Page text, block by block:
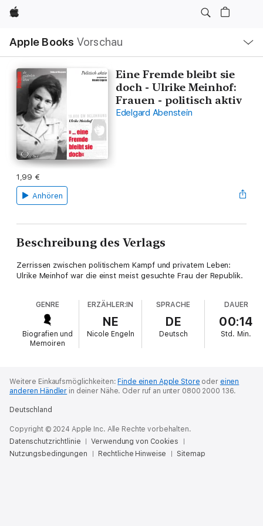
Apple
Apple Books Vorschau
Navigation
Menü
öffnen
Eine Fremde bleibt sie
doch - Ulrike Meinhof:
Frauen - politisch aktiv
Edelgard Abenstein
1,99 €
Anhören
Beschreibung des Verlags
Zerrissen zwischen politischem Kampf und privatem Leben:
Ulrike Meinhof war die einst meist gesuchte Frau der Republik.
GENRE
Biografien und
Memoiren
ERZÄHLER:IN
NE
Nicole Engeln
SPRACHE
DE
Deutsch
DAUER
00:14
Std. Min.
Weitere Einkaufsmöglichkeiten:Finde einen Apple Store oder einen
anderen Händler in deiner Nähe. Oder ruf an unter 0800 2000 136.
Deutschland
Copyright © 2024 Apple Inc. Alle Rechte vorbehalten.
Datenschutzrichtlinie
Verwendung von Cookies
Nutzungsbedingungen
Rechtliche Hinweise Sitemap